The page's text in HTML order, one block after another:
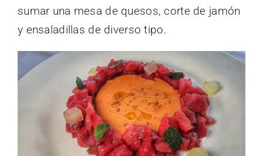
sumar una mesa de quesos, corte de jamón
y ensaladillas de diverso tipo.